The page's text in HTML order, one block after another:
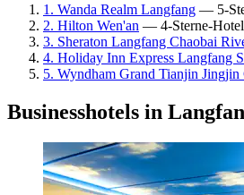
1. Wanda Realm Langfang — 5-
2. Hilton Wen'an — 4-Sterne-
3. Sheraton Langfang Chaobai
4. Holiday Inn Express Langfang
5. Wyndham Grand Tianjin Jingjin
Businesshotels in